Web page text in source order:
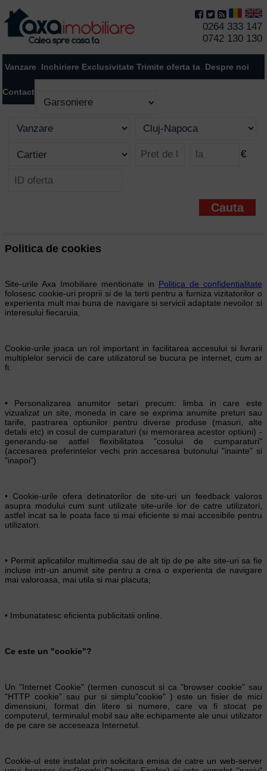
0264 333 147
0742 130 130
Vanzare Inchiriere Exclusivitate Trimite oferta ta Despre noi
Contact
€
Politica de cookies
Site-urile Axa Imobiliare mentionate in Politica de confidentialitate
folosesc cookie-uri proprii si de la terti pentru a furniza vizitatorilor o
experienta mult mai buna de navigare si servicii adaptate nevoilor si
interesului fiecaruia.
Cookie-urile joaca un rol important in facilitarea accesului si livrarii
multiplelor servicii de care utilizatorul se bucura pe internet, cum ar
fi:
• Personalizarea anumitor setari precum: limba in care este
vizualizat un site, moneda in care se exprima anumite preturi sau
tarife, pastrarea optiunilor pentru diverse produse (masuri, alte
detalii etc) in cosul de cumparaturi (si memorarea acestor optiuni) -
generandu-se astfel flexibilitatea "cosului de cumparaturi"
(accesarea preferintelor vechi prin accesarea butonului "inainte" si
"inapoi")
• Cookie-urile ofera detinatorilor de site-uri un feedback valoros
asupra modului cum sunt utilizate site-urile lor de catre utilizatori,
astfel incat sa le poata face si mai eficiente si mai accesibile pentru
utilizatori.
• Permit aplicatiilor multimedia sau de alt tip de pe alte site-uri sa fie
incluse intr-un anumit site pentru a crea o experienta de navigare
mai valoroasa, mai utila si mai placuta;
• Imbunatatesc eficienta publicitatii online.
Ce este un "cookie"?
Un "Internet Cookie" (termen cunoscut si ca "browser cookie" sau
"HTTP cookie" sau pur si simplu"cookie" ) este un fisier de mici
dimensiuni, format din litere si numere, care va fi stocat pe
computerul, terminalul mobil sau alte echipamente ale unui utilizator
de pe care se acceseaza Internetul.
Cookie-ul este instalat prin solicitara emisa de catre un web-server